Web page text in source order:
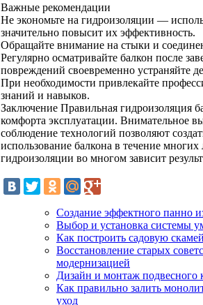
Важные рекомендации
Не экономьте на гидроизоляции —
значительно повысит их эффективность.
Обращайте внимание на стыки и
Регулярно осматривайте балкон после
повреждений своевременно устраняйте
При необходимости привлекайте
знаний и навыков.
Заключение Правильная гидроизоляция
комфорта эксплуатации. Внимательное
соблюдение технологий позволяют
использование балкона в течение
гидроизоляции во многом зависит
Создание эффектного панно
Выбор и установка системы
Как построить садовую
Восстановление старых
модернизацией
Дизайн и монтаж подвесного
Как правильно залить
уход